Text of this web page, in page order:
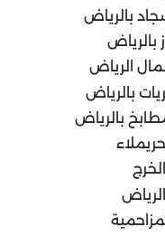
بالرياض
بالرياض
الرياض
بالرياض
بالرياض